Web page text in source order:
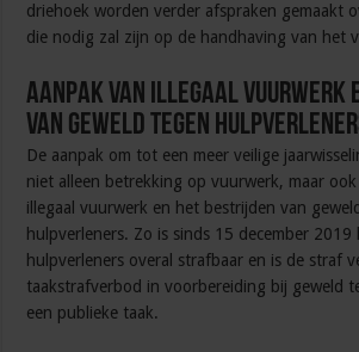
driehoek worden verder afspraken gemaakt
die nodig zal zijn op de handhaving van het
Aanpak van illegaal vuurwerk
van geweld tegen
De aanpak om tot een meer veilige
niet alleen betrekking op vuurwerk, maar
illegaal vuurwerk en het bestrijden van
hulpverleners. Zo is sinds 15 december
hulpverleners overal strafbaar en is de straf
taakstrafverbod in voorbereiding bij geweld
een publieke taak.